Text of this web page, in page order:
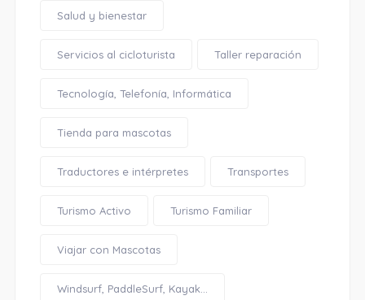
Salud y bienestar
Servicios al cicloturista Taller reparación
Tecnología, Telefonía, Informática
Tienda para mascotas
Traductores e intérpretes Transportes
Turismo Activo Turismo Familiar
Viajar con Mascotas
Windsurf, PaddleSurf, Kayak...